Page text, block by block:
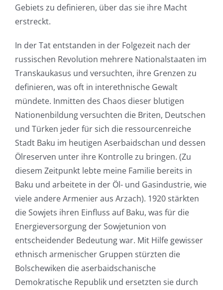
Gebiets zu definieren, über das sie ihre Macht
erstreckt.
In der Tat entstanden in der Folgezeit nach der
russischen Revolution mehrere Nationalstaaten im
Transkaukasus und versuchten, ihre Grenzen zu
definieren, was oft in interethnische Gewalt
mündete. Inmitten des Chaos dieser blutigen
Nationenbildung versuchten die Briten, Deutschen
und Türken jeder für sich die ressourcenreiche
Stadt Baku im heutigen Aserbaidschan und dessen
Ölreserven unter ihre Kontrolle zu bringen. (Zu
diesem Zeitpunkt lebte meine Familie bereits in
Baku und arbeitete in der Öl- und Gasindustrie, wie
viele andere Armenier aus Arzach). 1920 stärkten
die Sowjets ihren Einfluss auf Baku, was für die
Energieversorgung der Sowjetunion von
entscheidender Bedeutung war. Mit Hilfe gewisser
ethnisch armenischer Gruppen stürzten die
Bolschewiken die aserbaidschanische
Demokratische Republik und ersetzten sie durch